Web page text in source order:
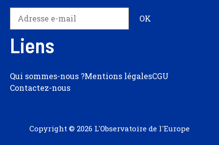
Liens
Qui sommes-nous ?Mentions légalesCGU
Contactez-nous
Copyright © 2026 L'Observatoire de l'Europe